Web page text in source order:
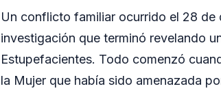
Un conflicto familiar ocurrido el 28 de
investigación que terminó revelando
Estupefacientes. Todo comenzó
la Mujer que había sido amenazada